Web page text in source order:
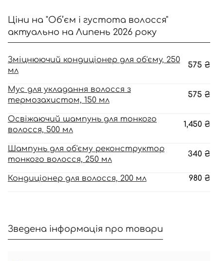
Ціни на "Об’єм і густота волосся"
актуально на Липень 2026 року
Зміцнюючий кондиціонер для об'єму, 250
мл
575 ₴
Мус для укладання волосся з
термозахистом, 150 мл
575 ₴
Освіжаючий шампунь для тонкого
волосся, 500 мл
1,450 ₴
Шампунь для об'єму реконструктор
тонкого волосся, 250 мл
340 ₴
Кондиціонер для волосся, 200 мл 980 ₴
Зведена інформація про товари